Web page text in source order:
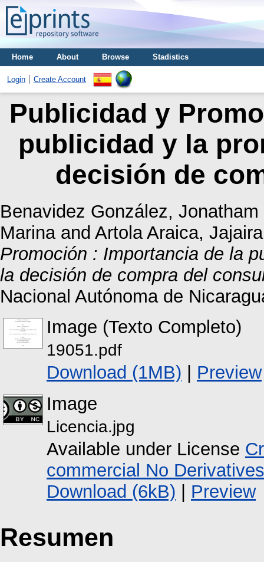
Home About Browse Stadistics
Login Create Account
Publicidad y
publicidad y la
decisión de
Benavidez González,
Marinaand Artola Araica,
Promoción : Importancia de la
la decisión de compra del
Nacional Autónoma de
Image (Texto Completo)
19051.pdf
Download (1MB) | Preview
Image
Licencia.jpg
Available under License
commercial No Derivatives
Download (6kB) | Preview
Resumen